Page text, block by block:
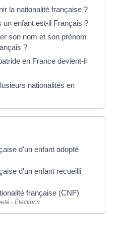
la nationalité française ?
un enfant est-il Français ?
son nom et son prénom
?
en France devient-il
nationalités en
d'un enfant adopté
d'un enfant recueilli
française (CNF)
- Élections